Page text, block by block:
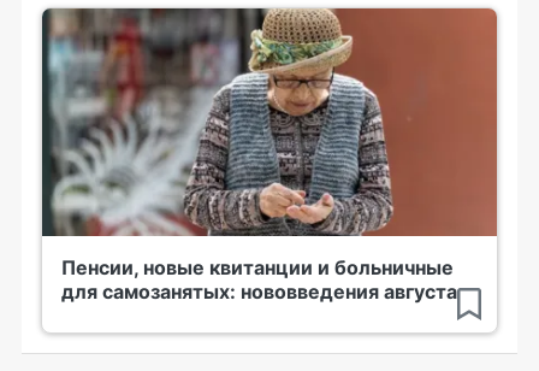
Пенсии, новые квитанции и больничные
для самозанятых: нововведения августа